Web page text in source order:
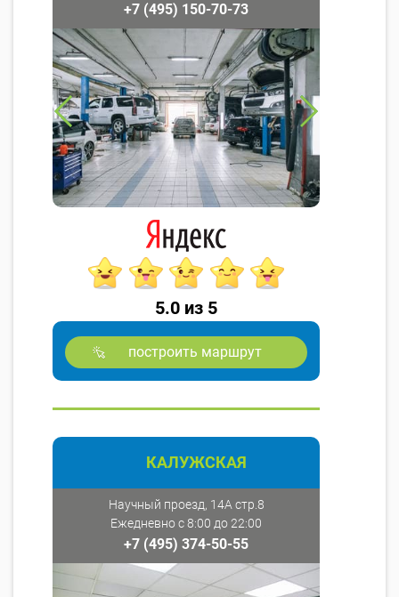
+7 (495) 150-70-73
5.0 из 5
построить маршрут
КАЛУЖСКАЯ
Научный проезд, 14А стр.8
Ежедневно с 8:00 до 22:00
+7 (495) 374-50-55